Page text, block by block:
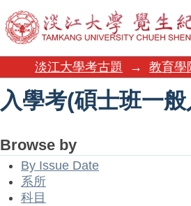
入學考(碩士班一
淡江大學考古題 → 教育學
入學考(碩士班一
Browse by
By Issue Date
系所
科目